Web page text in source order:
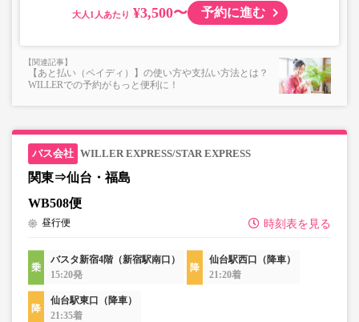
大人 ¥3,500〜 予約に進む
【あと払い（ペイディ）】の使い方や支払い方法とは？
WILLERでの予約がもっと便利に！
WILLER EXPRESS/STAR EXPRESS
関東⇒仙台・福島
WB508便
時刻表を見る
昼行便
バスタ新宿4階（新宿駅南口）
15:20発
仙台駅西口（降車）
21:20着
仙台駅東口（降車）
21:35着